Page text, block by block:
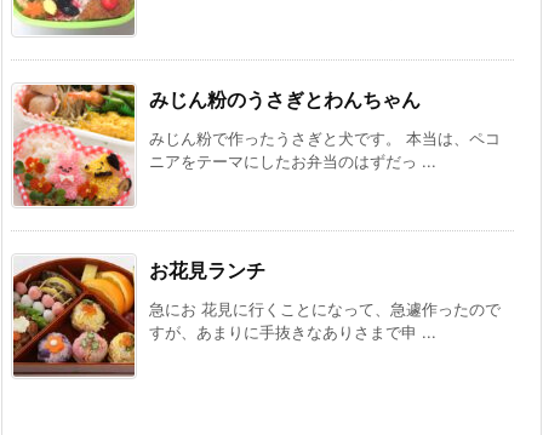
みじん粉のうさぎとわんちゃん
みじん粉で作ったうさぎと犬です。 本当は、ペコ
ニアをテーマにしたお弁当のはずだっ ...
お花見ランチ
急にお 花見に行くことになって、急遽作ったので
すが、あまりに手抜きなありさまで申 ...